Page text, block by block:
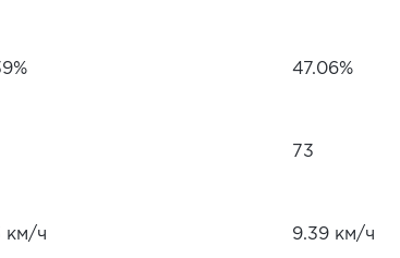
47.06%
73
км/ч 9.39 км/ч